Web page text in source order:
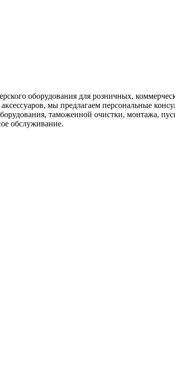
оборудования для розничных,
мы предлагаем персональные
таможенной очистки, монтажа,
обслуживание.